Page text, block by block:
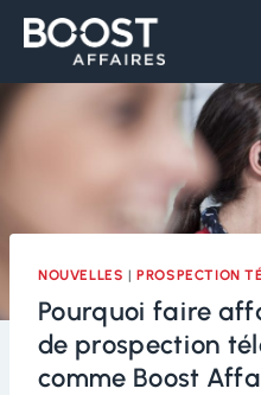
Skip
NOUVELLES |PROSPECTION
Pourquoi faire
de prospection
comme Boost